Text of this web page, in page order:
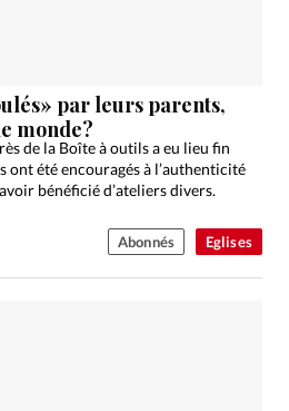
Eglises
par leurs parents,
monde?
de la Boîte à outils a eu lieu fin
ont été encouragés à l’authenticité
bénéficié d’ateliers divers.
Abonnés